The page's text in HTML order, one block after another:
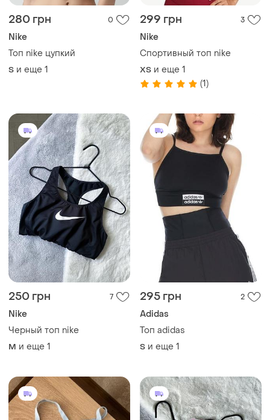
280 грн 0
Nike
Топ nike цупкий
S и еще 1
299 грн 3
Nike
Спортивный топ nike
ХS и еще 1
(1)
250 грн 7
Nike
Черный топ nike
M и еще 1
295 грн 2
Adidas
Топ adidas
S и еще 1